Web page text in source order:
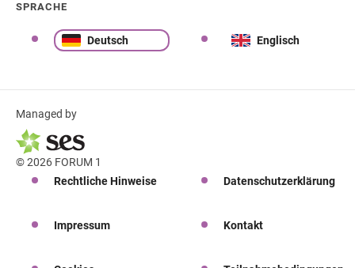
SPRACHE
Deutsch Englisch
Managed by
© 2026 FORUM 1
Rechtliche Hinweise
Datenschutzerklärung
Impressum Kontakt